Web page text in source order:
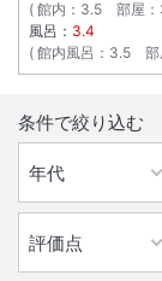
館内 ： 3.5 部屋 ：
風呂： 3.4
館内風呂 ： 3.5 部
条件で絞り込む